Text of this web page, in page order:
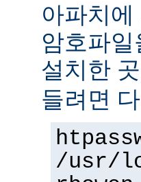
아파치에
암호파
설치한
들려면
/usr/